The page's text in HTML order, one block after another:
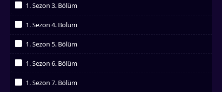
1. Sezon 3. Bölüm
1. Sezon 4. Bölüm
1. Sezon 5. Bölüm
1. Sezon 6. Bölüm
1. Sezon 7. Bölüm